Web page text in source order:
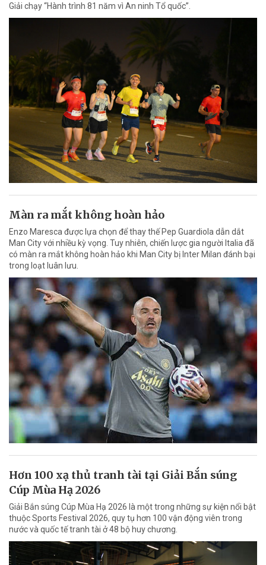
Giải chạy “Hành trình 81 năm vì An ninh Tổ quốc”.
Màn ra mắt không hoàn hảo
Enzo Maresca được lựa chọn để thay thế Pep Guardiola dẫn dắt
Man City với nhiều kỳ vọng. Tuy nhiên, chiến lược gia người Italia đã
có màn ra mắt không hoàn hảo khi Man City bị Inter Milan đánh bại
trong loạt luân lưu.
Hơn 100 xạ thủ tranh tài tại Giải Bắn súng
Cúp Mùa Hạ 2026
Giải Bắn súng Cúp Mùa Hạ 2026 là một trong những sự kiện nổi bật
thuộc Sports Festival 2026, quy tụ hơn 100 vận động viên trong
nước và quốc tế tranh tài ở 48 bộ huy chương.